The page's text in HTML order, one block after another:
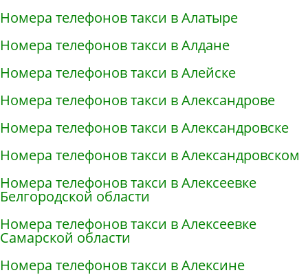
Номера телефонов такси в Алатыре
Номера телефонов такси в Алдане
Номера телефонов такси в Алейске
Номера телефонов такси в Александрове
Номера телефонов такси в Александровске
Номера телефонов такси в Александровском
Номера телефонов такси в Алексеевке
Белгородской области
Номера телефонов такси в Алексеевке
Самарской области
Номера телефонов такси в Алексине